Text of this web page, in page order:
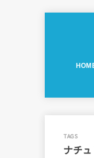
ナチ